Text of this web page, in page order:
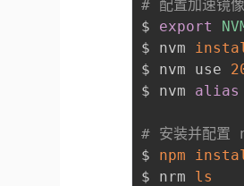
# 配置加速镜
$ export
$ nvm
$ nvm use
$ nvm alias
# 安装并配
$ npm
$ nrm ls